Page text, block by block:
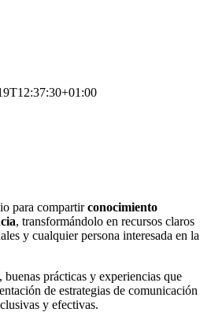
para compartirconocimiento
, transformándolo en recursos claros
y cualquier persona interesada en la
prácticas y experiencias que
de estrategias de comunicación
y efectivas.